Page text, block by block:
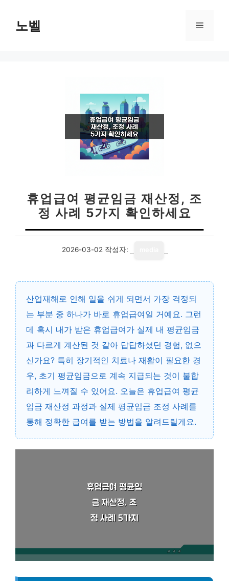
노벨 메
휴업급여 평균임금 재산정, 조
정 사례 5가지 확인하세요
2026-03-02 작성자:
산업재해로 인해 일을 쉬게 되면서 가장 걱정되
는 부분 중 하나가 바로 휴업급여일 거예요. 그런
데 혹시 내가 받은 휴업급여가 실제 내 평균임금
과 다르게 계산된 것 같아 답답하셨던 경험, 없으
신가요? 특히 장기적인 치료나 재활이 필요한 경
우, 초기 평균임금으로 계속 지급되는 것이 불합
리하게 느껴질 수 있어요. 오늘은 휴업급여 평균
임금 재산정 과정과 실제 평균임금 조정 사례를
통해 정확한 급여를 받는 방법을 알려드릴게요.